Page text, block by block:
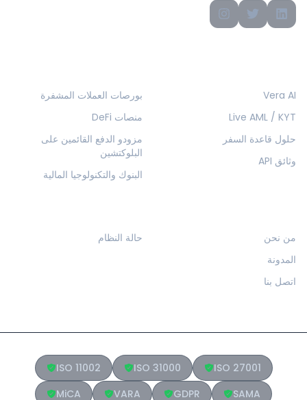
Vera AI
Live AML / KYT
حلول قاعدة السفر
وثائق API
بورصات العملات المشفرة
منصات DeFi
مزودو الدفع القائمين على
البلوكتشين
البنوك والتكنولوجيا المالية
من نحن
المدونة
اتصل بنا
حالة النظام
ISO 27001
ISO 31000
ISO 11002
SAMA
GDPR
VARA
MiCA